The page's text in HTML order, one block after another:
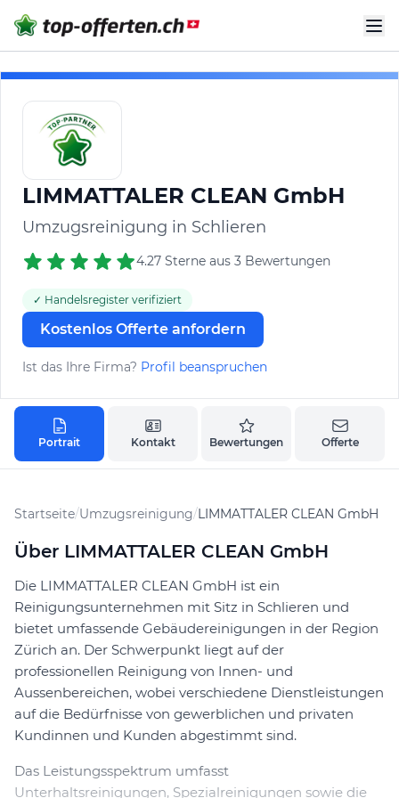
LIMMATTALER CLEAN GmbH
Umzugsreinigung in Schlieren
4.27 Sterne aus 3 Bewertungen
✓ Handelsregister verifiziert
Kostenlos Offerte anfordern
Ist das Ihre Firma? Profil beanspruchen
Portrait Kontakt Bewertungen Offerte
Startseite/Umzugsreinigung/LIMMATTALER CLEAN GmbH
Über LIMMATTALER CLEAN GmbH
Die LIMMATTALER CLEAN GmbH ist ein
Reinigungsunternehmen mit Sitz in Schlieren und
bietet umfassende Gebäudereinigungen in der Region
Zürich an. Der Schwerpunkt liegt auf der
professionellen Reinigung von Innen- und
Aussenbereichen, wobei verschiedene Dienstleistungen
auf die Bedürfnisse von gewerblichen und privaten
Kundinnen und Kunden abgestimmt sind.
Das Leistungsspektrum umfasst
Unterhaltsreinigungen, Spezialreinigungen sowie die